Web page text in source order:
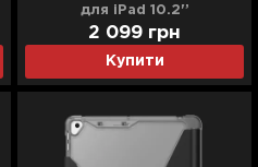
для iPad 10.2'’
(Aubergine/Dusty Rose)
Купити
2 099 грн